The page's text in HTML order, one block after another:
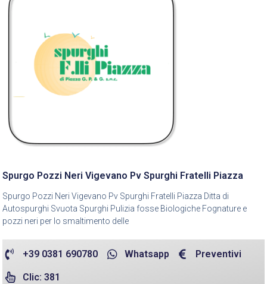
Spurgo Pozzi Neri Vigevano Pv Spurghi Fratelli Piazza
Spurgo Pozzi Neri Vigevano Pv Spurghi Fratelli Piazza Ditta di
Autospurghi Svuota Spurghi Pulizia fosse Biologiche Fognature e
pozzi neri per lo smaltimento delle
+39 0381 690780 Whatsapp Preventivi
Clic: 381